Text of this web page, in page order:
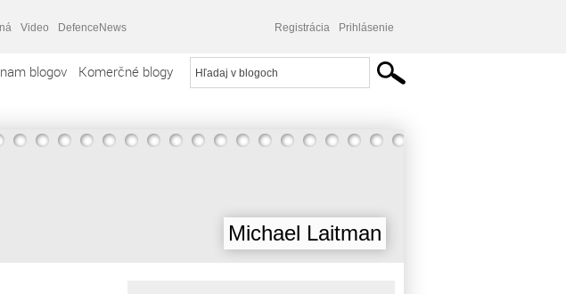
Video DefenceNews Registrácia Prihlásenie
blogov Komerčné blogy
Michael Laitman